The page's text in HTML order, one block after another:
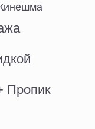
Пропик